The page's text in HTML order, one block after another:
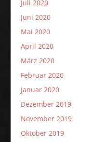
Juli 2020
Juni 2020
Mai 2020
April 2020
März 2020
Februar 2020
Januar 2020
Dezember 2019
November 2019
Oktober 2019